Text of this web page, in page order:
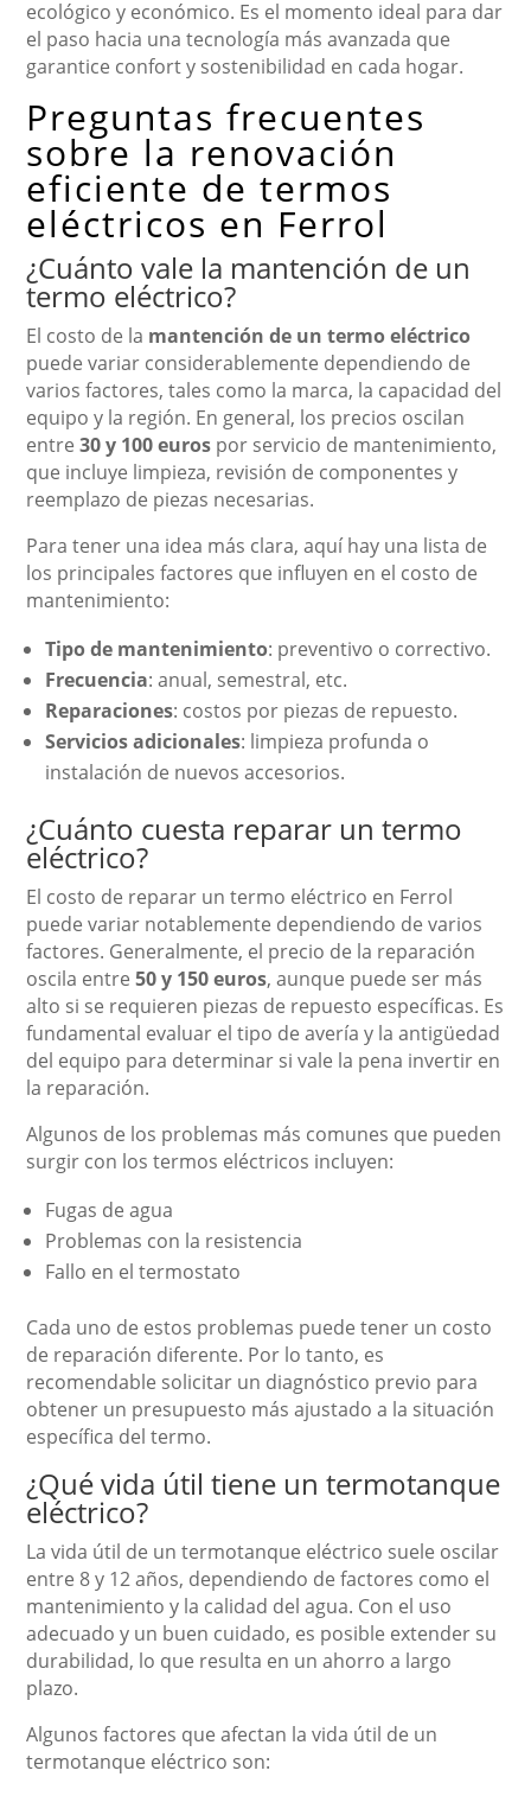
ecológico y económico. Es el momento ideal para dar
el paso hacia una tecnología más avanzada que
garantice confort y sostenibilidad en cada hogar.
Preguntas frecuentes
sobre la renovación
eficiente de termos
eléctricos en Ferrol
¿Cuánto vale la mantención de un
termo eléctrico?
El costo de la mantención de un termo eléctrico
puede variar considerablemente dependiendo de
varios factores, tales como la marca, la capacidad del
equipo y la región. En general, los precios oscilan
entre30 y 100 euros por servicio de mantenimiento,
que incluye limpieza, revisión de componentes y
reemplazo de piezas necesarias.
Para tener una idea más clara, aquí hay una lista de
los principales factores que influyen en el costo de
mantenimiento:
Tipo de mantenimiento: preventivo o correctivo.
Frecuencia: anual, semestral, etc.
Reparaciones: costos por piezas de repuesto.
Servicios adicionales: limpieza profunda o
instalación de nuevos accesorios.
¿Cuánto cuesta reparar un termo
eléctrico?
El costo de reparar un termo eléctrico en Ferrol
puede variar notablemente dependiendo de varios
factores. Generalmente, el precio de la reparación
oscila entre50 y 150 euros, aunque puede ser más
alto si se requieren piezas de repuesto específicas. Es
fundamental evaluar el tipo de avería y la antigüedad
del equipo para determinar si vale la pena invertir en
la reparación.
Algunos de los problemas más comunes que pueden
surgir con los termos eléctricos incluyen:
Fugas de agua
Problemas con la resistencia
Fallo en el termostato
Cada uno de estos problemas puede tener un costo
de reparación diferente. Por lo tanto, es
recomendable solicitar un diagnóstico previo para
obtener un presupuesto más ajustado a la situación
específica del termo.
¿Qué vida útil tiene un termotanque
eléctrico?
La vida útil de un termotanque eléctrico suele oscilar
entre 8 y 12 años, dependiendo de factores como el
mantenimiento y la calidad del agua. Con el uso
adecuado y un buen cuidado, es posible extender su
durabilidad, lo que resulta en un ahorro a largo
plazo.
Algunos factores que afectan la vida útil de un
termotanque eléctrico son: